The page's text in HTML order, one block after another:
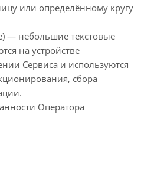
или определённому кругу
— небольшие текстовые
на устройстве
Сервиса и используются
сбора
Оператора